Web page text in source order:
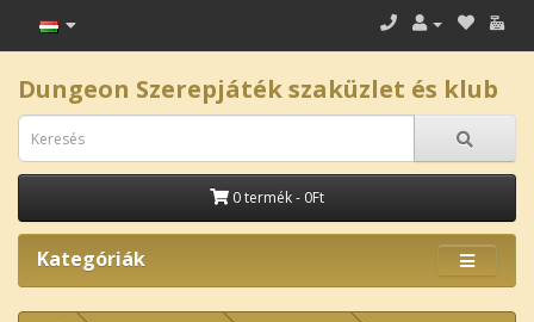
Dungeon Szerepjáték szaküzlet és klub
0 termék - 0Ft
Kategóriák